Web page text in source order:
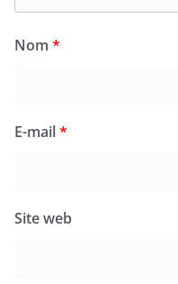
Nom *
E-mail*
Site web